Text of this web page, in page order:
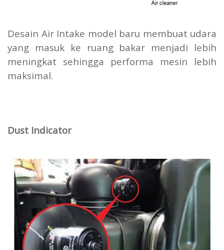
Desain Air Intake model baru membuat udara
yang masuk ke ruang bakar menjadi lebih
meningkat sehingga performa mesin lebih
maksimal.
Dust Indicator